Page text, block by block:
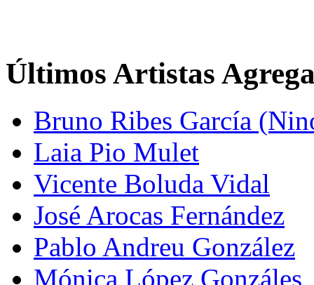
Últimos Artistas
Bruno Ribes García
Laia Pio Mulet
Vicente Boluda Vidal
José Arocas Fernández
Pablo Andreu González
Mónica López Gonzáles